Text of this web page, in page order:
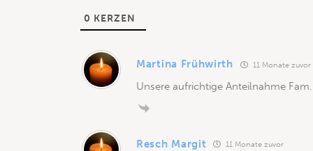
0 KERZEN
Martina Frühwirth 11 Monate zuvor
Unsere aufrichtige Anteilnahme
Resch Margit 11 Monate zuvor